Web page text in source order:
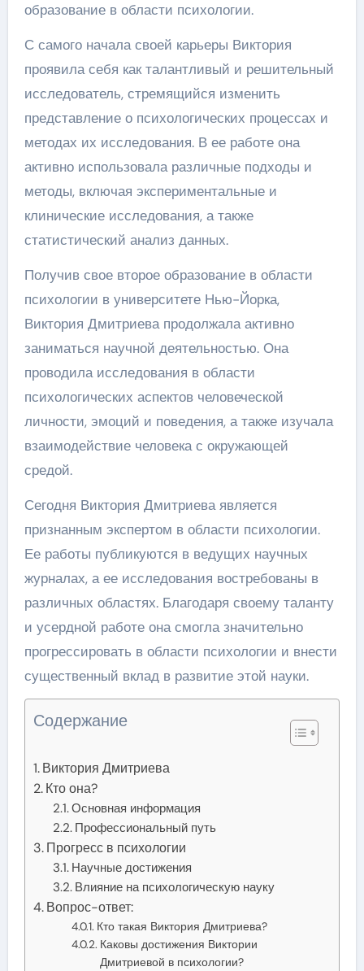
образование в области психологии.
С самого начала своей карьеры Виктория
проявила себя как талантливый и решительный
исследователь, стремящийся изменить
представление о психологических процессах и
методах их исследования. В ее работе она
активно использовала различные подходы и
методы, включая экспериментальные и
клинические исследования, а также
статистический анализ данных.
Получив свое второе образование в области
психологии в университете Нью-Йорка,
Виктория Дмитриева продолжала активно
заниматься научной деятельностью. Она
проводила исследования в области
психологических аспектов человеческой
личности, эмоций и поведения, а также изучала
взаимодействие человека с окружающей
средой.
Сегодня Виктория Дмитриева является
признанным экспертом в области психологии.
Ее работы публикуются в ведущих научных
журналах, а ее исследования востребованы в
различных областях. Благодаря своему таланту
и усердной работе она смогла значительно
прогрессировать в области психологии и внести
существенный вклад в развитие этой науки.
Содержание
Виктория Дмитриева
Кто она?
Основная информация
Профессиональный путь
Прогресс в психологии
Научные достижения
Влияние на психологическую науку
Вопрос-ответ:
Кто такая Виктория Дмитриева?
Каковы достижения Виктории
Дмитриевой в психологии?